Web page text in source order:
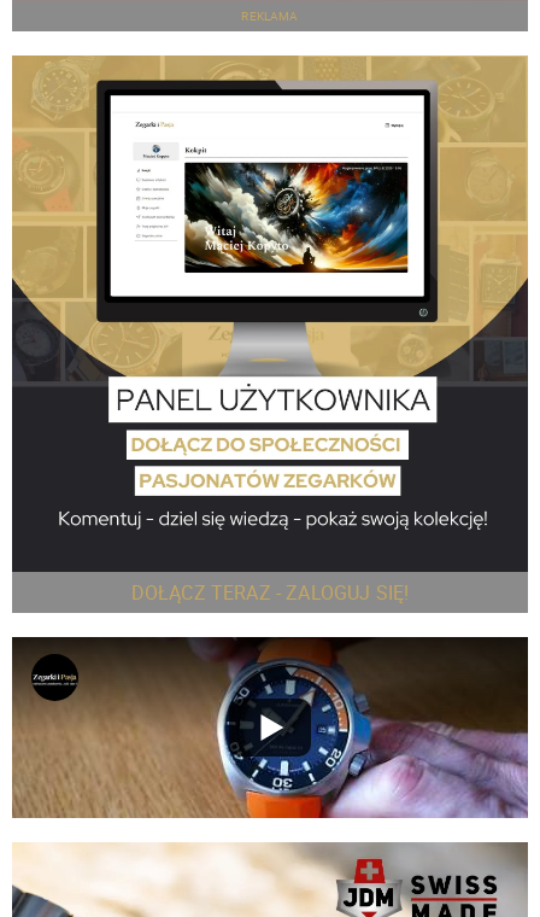
REKLAMA
DOŁĄCZ TERAZ - ZALOGUJ SIĘ!